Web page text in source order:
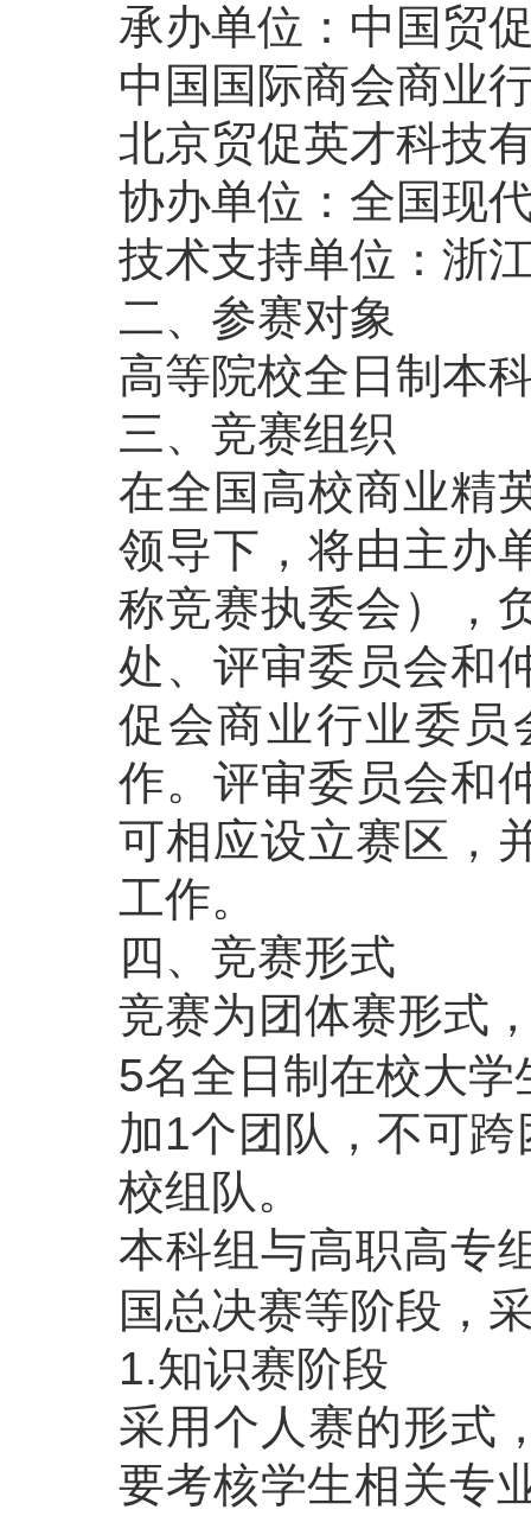
承办单位：中国贸
中国国际商会商业
北京贸促英才科技
协办单位：全国现
技术支持单位：浙
二、参赛对象
高等院校全日制本
三、竞赛组织
在全国高校商业精
领导下，将由主办
称竞赛执委会），
处、评审委员会和
促会商业行业委
作。评审委员会和
可相应设立赛区，
工作。
四、竞赛形式
竞赛为团体赛形式
5名全日制在校大
加1个团队，不可
校组队。
本科组与高职高专
国总决赛等阶段，
1.知识赛阶段
采用个人赛的形式
要考核学生相关专